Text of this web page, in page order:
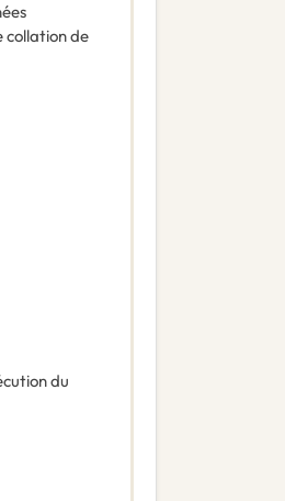
collation de
du